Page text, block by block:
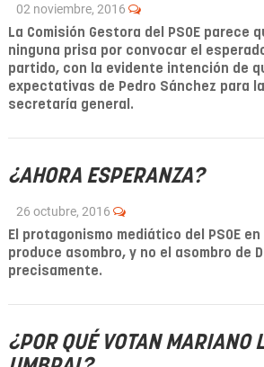
02 noviembre, 2016
La Comisión Gestora del PSOE parece
ninguna prisa por convocar el
partido, con la evidente intención de
expectativas de Pedro Sánchez para
secretaría general.
¿AHORA ESPERANZA?
26 octubre, 2016
El protagonismo mediático del PSOE
produce asombro, y no el asombro de
precisamente.
¿POR QUÉ VOTAN MARIANO